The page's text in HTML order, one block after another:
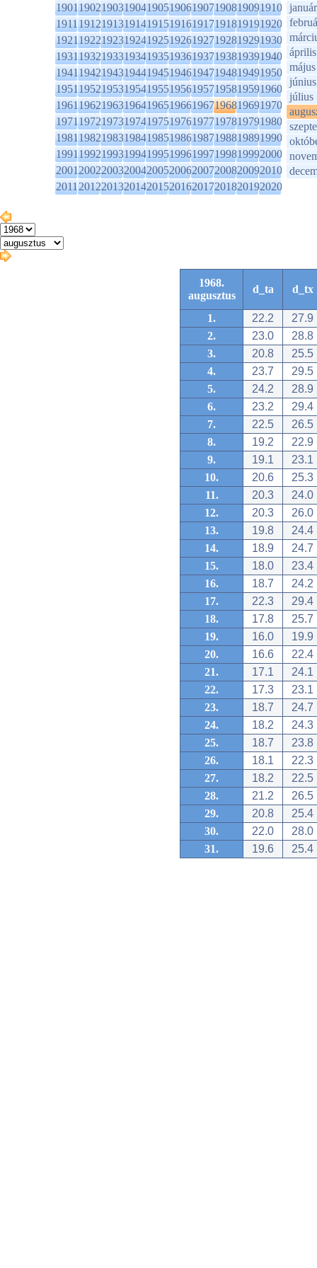
1901190219031904190519061907190819091910
1911191219131914191519161917191819191920
1921192219231924192519261927192819291930
1931193219331934193519361937193819391940
1941194219431944194519461947194819491950
1951195219531954195519561957195819591960
1961196219631964196519661967196819691970
1971197219731974197519761977197819791980
1981198219831984198519861987198819891990
1991199219931994199519961997199819992000
2001200220032004200520062007200820092010
2011201220132014201520162017201820192020
január
április
május
június
július
1968.
augusztus
d_ta d_tx
1. 22.2
27.9
2.
23.0
28.8
3.
20.8
25.5
4.
23.7
29.5
5.
24.2
28.9
6.
23.2
29.4
7.
22.5
26.5
8.
19.2
22.9
9.
19.1
23.1
10.
20.6
25.3
11.
20.3
24.0
12.
20.3
26.0
13.
19.8
24.4
14.
18.9
24.7
15.
18.0
23.4
16.
18.7
24.2
17.
22.3
29.4
18.
17.8
25.7
19.
16.0
19.9
20.
16.6
22.4
21.
17.1
24.1
22.
17.3
23.1
23.
18.7
24.7
24.
18.2
24.3
25.
18.7
23.8
26.
18.1
22.3
27.
18.2
22.5
28.
21.2
26.5
29.
20.8
25.4
30.
22.0
28.0
31.
19.6 25.4